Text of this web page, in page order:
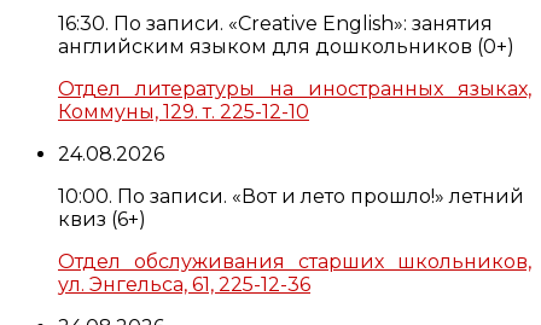
16:30. По записи. «Creative English»: занятия
английским языком для дошкольников (0+)
Отдел литературы на иностранных языках,
Коммуны, 129. т. 225-12-10
24.08.2026
10:00. По записи. «Вот и лето прошло!» летний
квиз (6+)
Отдел обслуживания старших школьников,
ул. Энгельса, 61, 225-12-36